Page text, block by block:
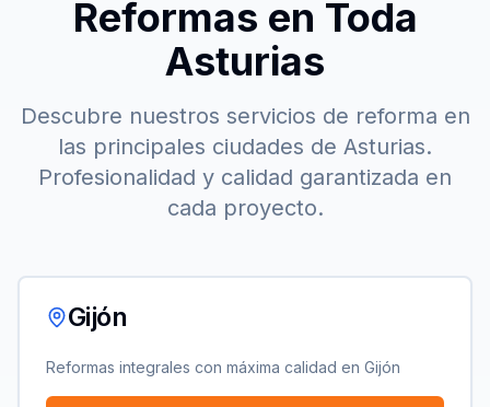
Reformas en Toda
Asturias
Descubre nuestros servicios de reforma en
las principales ciudades de Asturias.
Profesionalidad y calidad garantizada en
cada proyecto.
Gijón
Reformas integrales con máxima calidad en Gijón